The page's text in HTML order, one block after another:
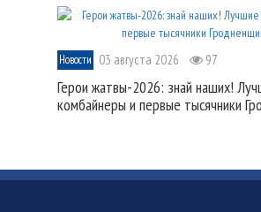
Новости 03 августа 2026 97
Герои жатвы-2026: знай наших!
комбайнеры и первые тысячники